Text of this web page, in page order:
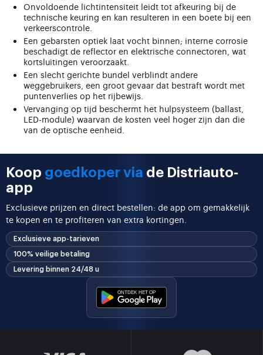
Onvoldoende lichtintensiteit leidt tot afkeuring bij de
technische keuring en kan resulteren in een boete bij een
verkeerscontrole.
Een gebarsten optiek laat vocht binnen; interne corrosie
beschadigt de reflector en elektrische connectoren, wat
kortsluitingen veroorzaakt.
Een slecht gerichte bundel verblindt andere
weggebruikers, een groot gevaar dat bestraft wordt met
puntenverlies op het rijbewijs.
Vervanging op tijd beschermt het hulpsysteem (ballast,
LED-module) waarvan de kosten veel hoger zijn dan die
van de optische eenheid.
Koop goedkoper via de Distriauto-
app
Exclusieve prijzen en direct bestellen: de app om gemakkelijk
te kopen en te profiteren van extra kortingen.
Exclusieve app-tarieven
100% veilige betaling
Levering binnen 24/48 u